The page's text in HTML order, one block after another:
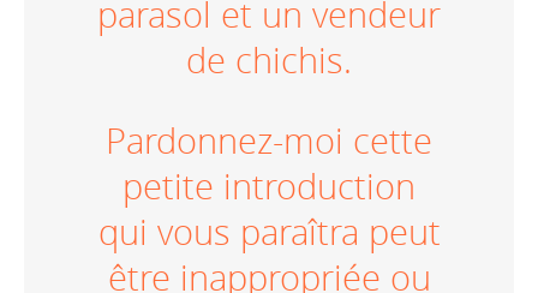
parasol et un vendeur
de chichis.
Pardonnez-moi cette
petite introduction
qui vous paraîtra peut
être inappropriée ou